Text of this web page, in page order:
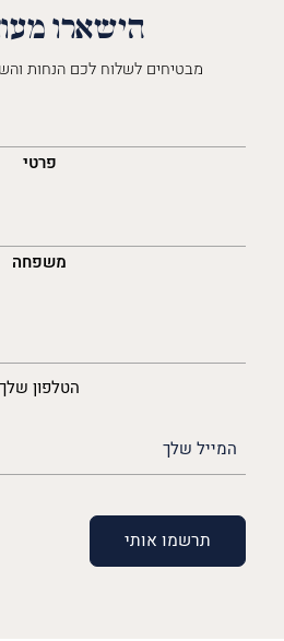
הישארו
מבטיחים לשלוח לכם הנחות
פרטי
משפחה
הטלפון שלך